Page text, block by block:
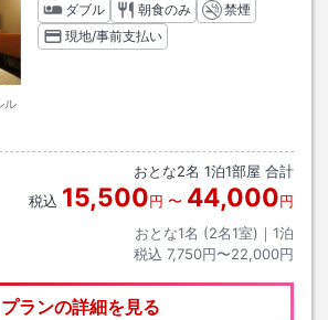
ル
ダブル
朝食のみ
禁煙
現地/事前支払い
おとな2名 1泊1部屋 合計
税込 15,500円 〜 44,000円
おとな1名 (2名1室)｜ 1泊
税込 7,750円〜22,000円
プランの詳細を見る